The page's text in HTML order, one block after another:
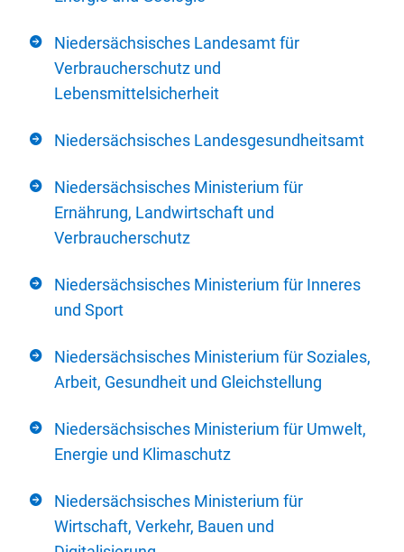
Niedersächsisches Landesamt für
Verbraucherschutz und
Lebensmittelsicherheit
Niedersächsisches Landesgesundheitsamt
Niedersächsisches Ministerium für
Ernährung, Landwirtschaft und
Verbraucherschutz
Niedersächsisches Ministerium für Inneres
und Sport
Niedersächsisches Ministerium für Soziales,
Arbeit, Gesundheit und Gleichstellung
Niedersächsisches Ministerium für Umwelt,
Energie und Klimaschutz
Niedersächsisches Ministerium für
Wirtschaft, Verkehr, Bauen und